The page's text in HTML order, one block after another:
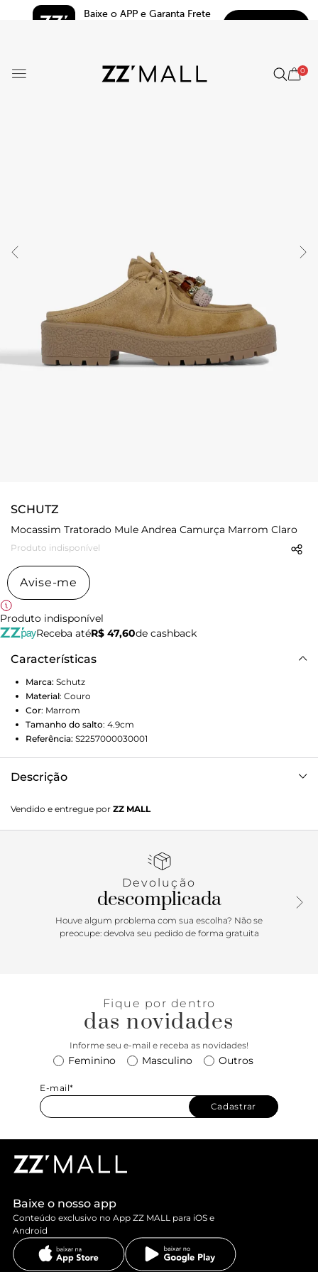
Baixe o APP e Garanta Frete
0
SCHUTZ
Mocassim Tratorado Mule Andrea Camurça Marrom Claro
Produto indisponível
Avise-me
Produto indisponível
Receba atéR$ 47,60de cashback
Características
Marca: Schutz
Material: Couro
Cor: Marrom
Tamanho do salto: 4.9cm
Referência: S2257000030001
Descrição
cabedal com costura decorativa, detalhe em cadarço com
aplicação de tassel e salto baixo, unindo conforto e estilo.
Vendido e entregue por ZZ MALL
Devolução
descomplicada
Houve algum problema com sua escolha? Não se
preocupe: devolva seu pedido de forma gratuita
Fique por dentro
das novidades
Informe seu e-mail e receba as novidades!
Feminino Masculino Outros
E-mail*
Cadastrar
Baixe o nosso app
Conteúdo exclusivo no App ZZ MALL para iOS e
Android